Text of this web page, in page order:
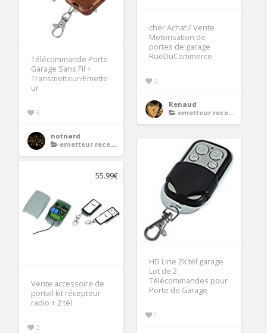
cher Achat / Vente
Motorisation de
portes de garage
RueDuCommerce
2
Renaud
emetteur recepteur porte de garage
Télécommande Porte
Garage Sans Fil +
Transmetteur/Emette
ur
3
notnard
emetteur recepteur porte de garage
HD Line 2X tel garage
Lot de 2
Télécommandes pour
Porte de Garage
1
55.99€
Vente accessoire de
portail kit récepteur
radio + 2 tél
2